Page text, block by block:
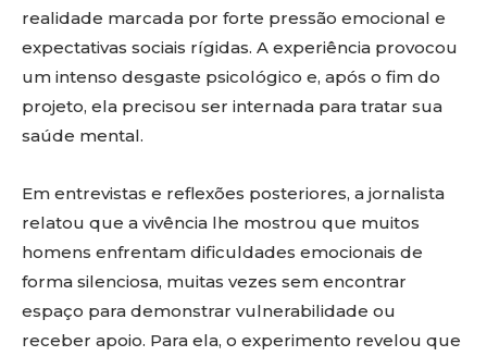
realidade marcada por forte pressão emocional e
expectativas sociais rígidas. A experiência provocou
um intenso desgaste psicológico e, após o fim do
projeto, ela precisou ser internada para tratar sua
saúde mental.
Em entrevistas e reflexões posteriores, a jornalista
relatou que a vivência lhe mostrou que muitos
homens enfrentam dificuldades emocionais de
forma silenciosa, muitas vezes sem encontrar
espaço para demonstrar vulnerabilidade ou
receber apoio. Para ela, o experimento revelou que